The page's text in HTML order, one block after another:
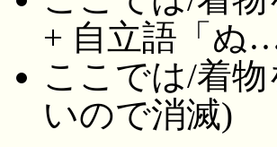
+ 自立語「ぬ…
ここでは/着
いので消滅)